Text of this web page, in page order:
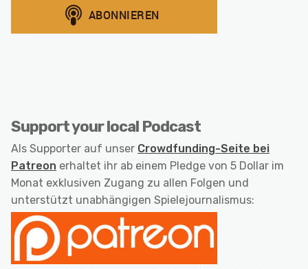
Support your local Podcast
Als Supporter auf unser Crowdfunding-Seite bei
Patreon erhaltet ihr ab einem Pledge von 5 Dollar im
Monat exklusiven Zugang zu allen Folgen und
unterstützt unabhängigen Spielejournalismus: